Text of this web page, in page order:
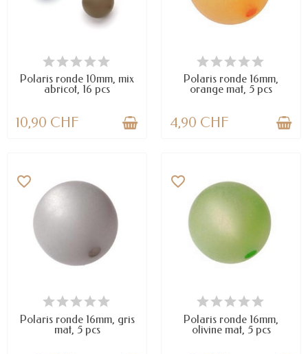
EN STOCK
Polaris ronde 10mm, mix
abricot, 16 pcs
10,90 CHF
EN STOCK
Polaris ronde 16mm,
orange mat, 5 pcs
4,90 CHF
DERNIERS ARTICLES EN STOCK
favorite_border
Polaris ronde 16mm, gris
mat, 5 pcs
EN STOCK
favorite_border
Polaris ronde 16mm,
olivine mat, 5 pcs